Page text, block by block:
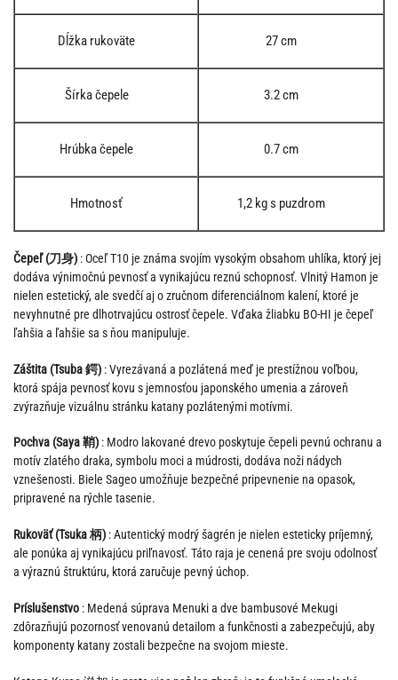
Dĺžka rukoväte 27 cm
Šírka čepele 3.2 cm
Hrúbka čepele 0.7 cm
Hmotnosť 1,2 kg s puzdrom
Čepeľ (刀身) : Oceľ T10 je známa svojím vysokým obsahom uhlíka, ktorý jej
dodáva výnimočnú pevnosť a vynikajúcu reznú schopnosť. Vlnitý Hamon je
nielen estetický, ale svedčí aj o zručnom diferenciálnom kalení, ktoré je
nevyhnutné pre dlhotrvajúcu ostrosť čepele. Vďaka žliabku BO-HI je čepeľ
ľahšia a ľahšie sa s ňou manipuluje.
Záštita (Tsuba 鍔) : Vyrezávaná a pozlátená meď je prestížnou voľbou,
ktorá spája pevnosť kovu s jemnosťou japonského umenia a zároveň
zvýrazňuje vizuálnu stránku katany pozlátenými motívmi.
Pochva (Saya 鞘) : Modro lakované drevo poskytuje čepeli pevnú ochranu a
motív zlatého draka, symbolu moci a múdrosti, dodáva noži nádych
vznešenosti. Biele Sageo umožňuje bezpečné pripevnenie na opasok,
pripravené na rýchle tasenie.
Rukoväť (Tsuka 柄) : Autentický modrý šagrén je nielen esteticky príjemný,
ale ponúka aj vynikajúcu priľnavosť. Táto raja je cenená pre svoju odolnosť
a výraznú štruktúru, ktorá zaručuje pevný úchop.
Príslušenstvo : Medená súprava Menuki a dve bambusové Mekugi
zdôrazňujú pozornosť venovanú detailom a funkčnosti a zabezpečujú, aby
komponenty katany zostali bezpečne na svojom mieste.